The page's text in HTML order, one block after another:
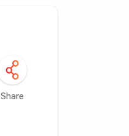
Share